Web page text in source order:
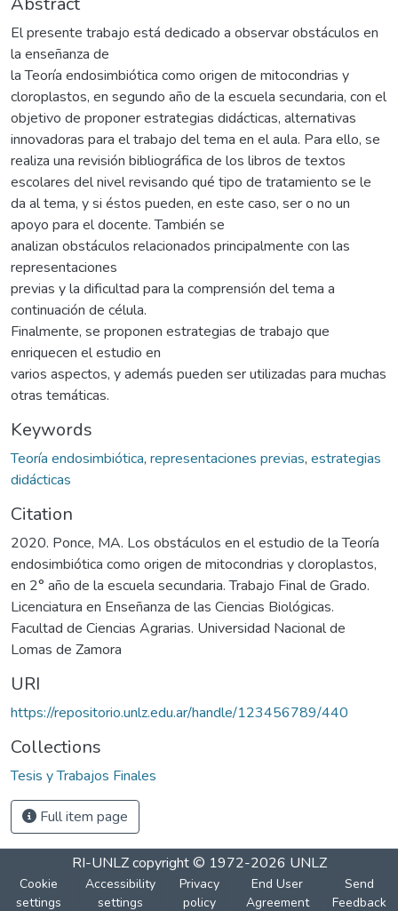
El presente trabajo está dedicado a observar obstáculos en
la enseñanza de
la Teoría endosimbiótica como origen de mitocondrias y
cloroplastos, en segundo año de la escuela secundaria, con el
objetivo de proponer estrategias didácticas, alternativas
innovadoras para el trabajo del tema en el aula. Para ello, se
realiza una revisión bibliográfica de los libros de textos
escolares del nivel revisando qué tipo de tratamiento se le
da al tema, y si éstos pueden, en este caso, ser o no un
apoyo para el docente. También se
analizan obstáculos relacionados principalmente con las
representaciones
previas y la dificultad para la comprensión del tema a
continuación de célula.
Finalmente, se proponen estrategias de trabajo que
enriquecen el estudio en
varios aspectos, y además pueden ser utilizadas para muchas
otras temáticas.
Keywords
Teoría endosimbiótica, representaciones previas, estrategias
didácticas
Citation
2020. Ponce, MA. Los obstáculos en el estudio de la Teoría
endosimbiótica como origen de mitocondrias y cloroplastos,
en 2° año de la escuela secundaria. Trabajo Final de Grado.
Licenciatura en Enseñanza de las Ciencias Biológicas.
Facultad de Ciencias Agrarias. Universidad Nacional de
Lomas de Zamora
URI
https://repositorio.unlz.edu.ar/handle/123456789/440
Collections
Tesis y Trabajos Finales
Full item page
RI-UNLZcopyright © 1972-2026 UNLZ
Cookie
settings
Accessibility
settings
Privacy
policy
End User
Agreement
Send
Feedback